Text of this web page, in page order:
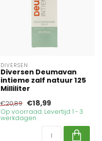
DIVERSEN
Diversen Deumavan
intieme zalf natuur 125
Milliliter
€20,89 €18,99
Op voorraad. Levertijd 1 - 3
werkdagen